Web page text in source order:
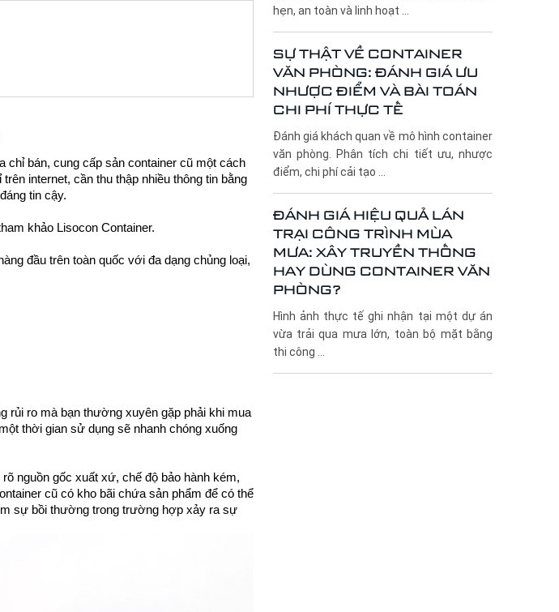
chỉ bán, cung cấp sản container cũ một cách
internet, cần thu thập nhiều thông tin bằng
tin cậy.
khảo Lisocon Container.
đầu trên toàn quốc với đa dạng chủng loại,
rủi ro mà bạn thường xuyên gặp phải khi mua
thời gian sử dụng sẽ nhanh chóng xuống
nguồn gốc xuất xứ, chế độ bảo hành kém,
cũ có kho bãi chứa sản phẩm để có thể
sự bồi thường trong trường hợp xảy ra sự
hẹn, an toàn và linh hoạt ...
SỰ THẬT VỀ CONTAINER
VĂN PHÒNG: ĐÁNH GIÁ ƯU
NHƯỢC ĐIỂM VÀ BÀI TOÁN
CHI PHÍ THỰC TẾ
Đánh giá khách quan về mô hình container
văn phòng. Phân tích chi tiết ưu, nhược
điểm, chi phí cải tạo ...
ĐÁNH GIÁ HIỆU QUẢ LÁN
TRẠI CÔNG TRÌNH MÙA
MƯA: XÂY TRUYỀN THỐNG
HAY DÙNG CONTAINER VĂN
PHÒNG?
Hình ảnh thực tế ghi nhận tại một dự án
vừa trải qua mưa lớn, toàn bộ mặt bằng
thi công ...